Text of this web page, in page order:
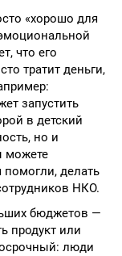
«хорошо для
что его
тратит деньги,
запустить
в детский
но и
можете
помогли, делать
НКО.
бюджетов —
продукт или
люди